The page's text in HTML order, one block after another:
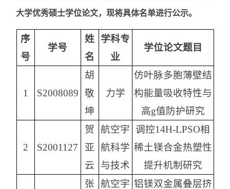
大学优秀硕士学位论文，现将具体名单进行公示。
序
号
学号
姓
名
学科专
业
学位论文题目
1 S2008089
胡
敬
坤
力学
仿叶脉多胞薄壁结
构能量吸收特性与
高g值防护研究
2 S2001127
贺
亚
云
航空宇
航科学
与技术
调控14H-LPSO相
稀土镁合金热塑性
提升机制研究
张
航空宇 铝镁双金属叠层挤